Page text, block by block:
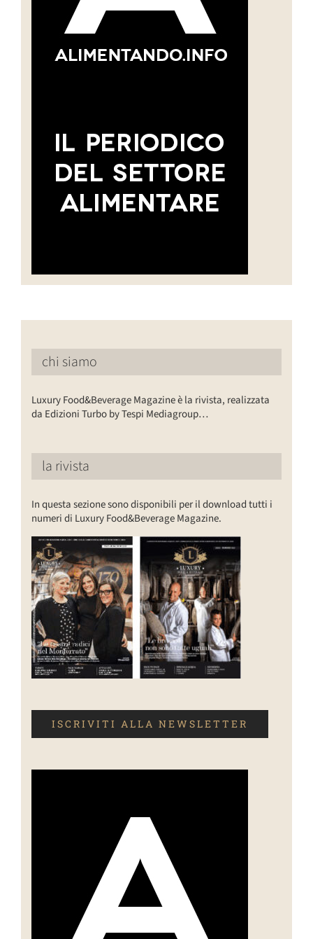
chi siamo
Luxury Food&Beverage Magazine è la rivista, realizzata
da Edizioni Turbo by Tespi Mediagroup…
la rivista
In questa sezione sono disponibili per il download tutti i
numeri di Luxury Food&Beverage Magazine.
ISCRIVITI ALLA NEWSLETTER